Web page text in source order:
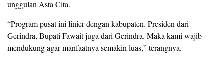
unggulan Asta Cita.
“Program pusat ini linier dengan kabupaten. Presiden dari
Gerindra, Bupati Fawait juga dari Gerindra. Maka kami wajib
mendukung agar manfaatnya semakin luas,” terangnya.